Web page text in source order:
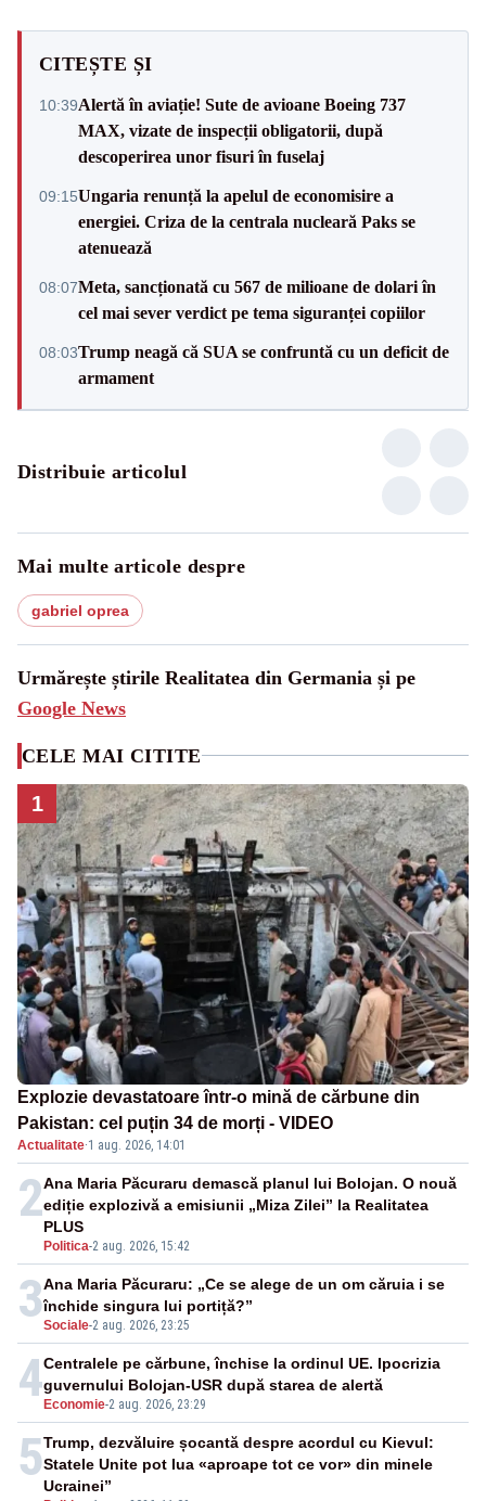
CITEȘTE ȘI
10:39Alertă în aviație! Sute de avioane Boeing 737
MAX, vizate de inspecții obligatorii, după
descoperirea unor fisuri în fuselaj
09:15Ungaria renunță la apelul de economisire a
energiei. Criza de la centrala nucleară Paks se
atenuează
08:07Meta, sancționată cu 567 de milioane de dolari în
cel mai sever verdict pe tema siguranței copiilor
08:03Trump neagă că SUA se confruntă cu un deficit de
armament
Distribuie articolul
Mai multe articole despre
gabriel oprea
Urmărește știrile Realitatea din Germania și pe
Google News
CELE MAI CITITE
1
Explozie devastatoare într-o mină de cărbune din
Pakistan: cel puțin 34 de morți - VIDEO
Actualitate·1 aug. 2026, 14:01
2
Politica-2 aug. 2026, 15:42
Ana Maria Păcuraru demască planul lui Bolojan. O nouă
ediție explozivă a emisiunii „Miza Zilei” la Realitatea
PLUS
3Sociale-2 aug. 2026, 23:25
Ana Maria Păcuraru: „Ce se alege de un om căruia i se
închide singura lui portiță?”
4 Economie-2 aug. 2026, 23:29
Centralele pe cărbune, închise la ordinul UE. Ipocrizia
guvernului Bolojan-USR după starea de alertă
5Trump, dezvăluire șocantă despre acordul cu Kievul:
Statele Unite pot lua «aproape tot ce vor» din minele
Ucrainei”